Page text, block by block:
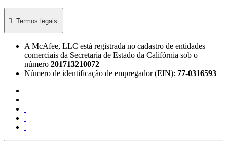
 Termos legais:​
A McAfee, LLC está registrada no cadastro de entidades
comerciais da Secretaria de Estado da Califórnia sob o
número 201713210072
Número de identificação de empregador (EIN): 77-0316593